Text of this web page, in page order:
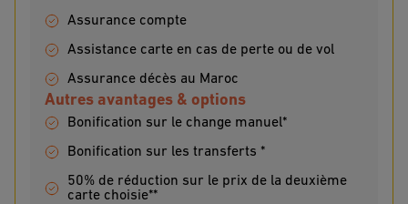
Assurance compte
Assistance carte en cas de perte ou de vol
Assurance décès au Maroc
Autres avantages & options
Bonification sur le change manuel*
Bonification sur les transferts *
50% de réduction sur le prix de la deuxième
carte choisie**